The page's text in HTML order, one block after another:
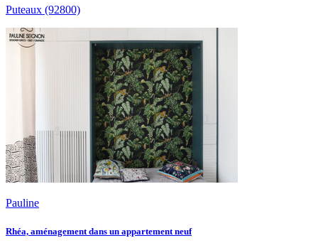
Puteaux (92800)
Pauline
Rhéa, aménagement dans un appartement neuf